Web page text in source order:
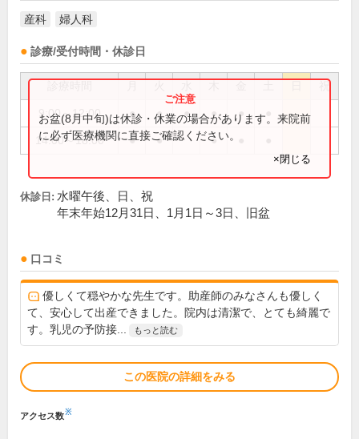
産科 婦人科
診療/受付時間・休診日
祝
9:00～12:00 ● ● ● ● ●
14:00～18:00 ● ● ●
お盆(8月中旬)は休診・休業の場合があります。来院前
に必ず医療機関に直接ご確認ください。
×閉じる
休診日: 水曜午後、日、祝
年末年始12月31日、1月1日～3日、旧盆
口コミ
優しくて穏やかな先生です。助産師のみなさんも優しく
て、安心して出産できました。院内は清潔で、とても綺麗で
す。乳児の予防接...
もっと読む
この医院の詳細をみる
アクセス数※